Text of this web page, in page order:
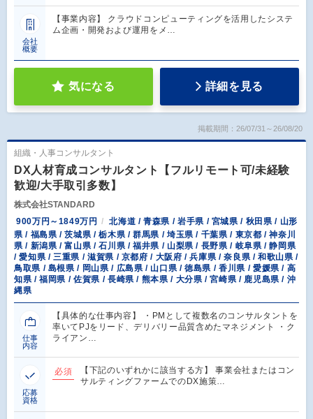
会社
概要
【事業内容】 クラウドコンピューティングを活用したシステ
ム企画・開発および運用をメ…
気になる 詳細を見る
掲載期間：26/07/31～26/08/20
組織・人事コンサルタント
DX人材育成コンサルタント【フルリモート可/未経験
歓迎/大手取引多数】
株式会社STANDARD
900万円～1849万円
北海道 / 青森県 / 岩手県 / 宮城県 / 秋田県 / 山形
県 / 福島県 / 茨城県 / 栃木県 / 群馬県 / 埼玉県 / 千葉県 / 東京都 / 神奈川
県 / 新潟県 / 富山県 / 石川県 / 福井県 / 山梨県 / 長野県 / 岐阜県 / 静岡県
/ 愛知県 / 三重県 / 滋賀県 / 京都府 / 大阪府 / 兵庫県 / 奈良県 / 和歌山県 /
鳥取県 / 島根県 / 岡山県 / 広島県 / 山口県 / 徳島県 / 香川県 / 愛媛県 / 高
知県 / 福岡県 / 佐賀県 / 長崎県 / 熊本県 / 大分県 / 宮崎県 / 鹿児島県 / 沖
縄県
仕事
内容
【具体的な仕事内容】 ・PMとして複数名のコンサルタントを
率いてPJをリード、デリバリー品質含めたマネジメント ・ク
ライアン…
応募
資格
必須
【下記のいずれかに該当する方】 事業会社またはコン
サルティングファームでのDX施策…